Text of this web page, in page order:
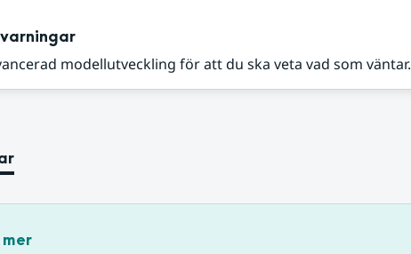
modellutveckling för att du ska veta vad som väntar.